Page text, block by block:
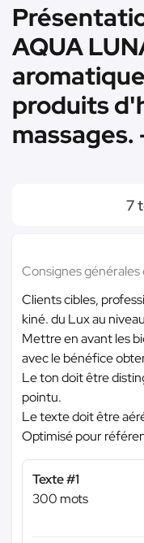
AQUA
produits
7
Consignes générales
Clients cibles,
kiné. du Lux au
Mettre en avant les
avec le bénéfice
Le ton doit être
pointu.
Le texte doit être
Optimisé pour
Texte #1
300 mots